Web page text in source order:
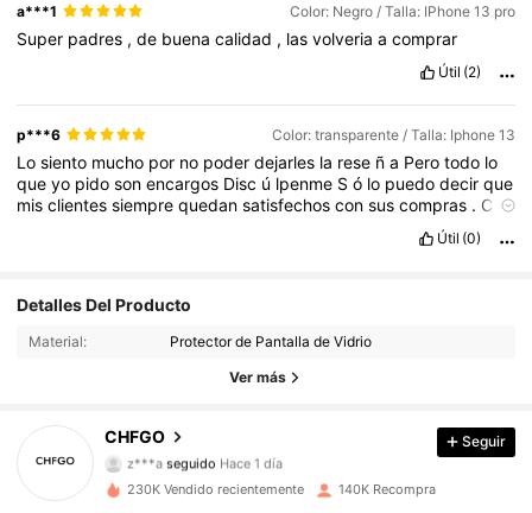
a***1 Color: Negro / Talla: IPhone 13 pro
Super padres ,de buenacalidad , lasvolveriaacomprar
Útil (2)
p***6 Color: transparente / Talla: Iphone 13
Losiento mucho por no poderdejarles la rese ña Perotodo lo
queyo pidosonencargos Disc ú lpenme Só lo puedodecirque
misclientessiemprequedansatisfechosconsuscompras . C ó
pedidos
SHEINLOS
Útil (0)
Detalles Del Producto
Material: Protector de Pantalla de Vidrio
Ver más
CHFGO
4,89 1.7K Seguidores
1.7K Seguidores
4,89
z***a seguido Hace 1 día
4,89
Seguir
230K Vendido recientemente 140K Recompra